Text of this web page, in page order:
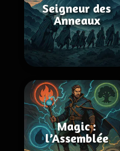
Seigneur des
Anneaux
Magic :
l’Assemblée